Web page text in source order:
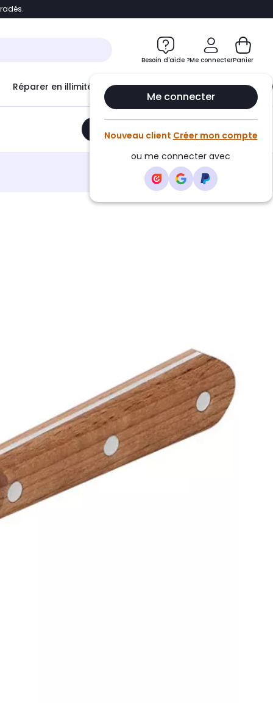
Accéder directement au chatbot
Besoin d'aide ?Me connecter
Me connecter
Nouveau client Créer mon compte
ou me connecter avec
Panier
Réparer en illimité avec Le Club Infinity
Ajouter au panier